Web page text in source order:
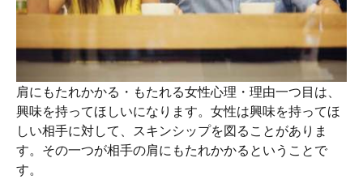
肩にもたれかかる・もたれる女性心理・理由一つ目は、
興味を持ってほしいになります。女性は興味を持ってほ
しい相手に対して、スキンシップを図ることがありま
す。その一つが相手の肩にもたれかかるということで
す。